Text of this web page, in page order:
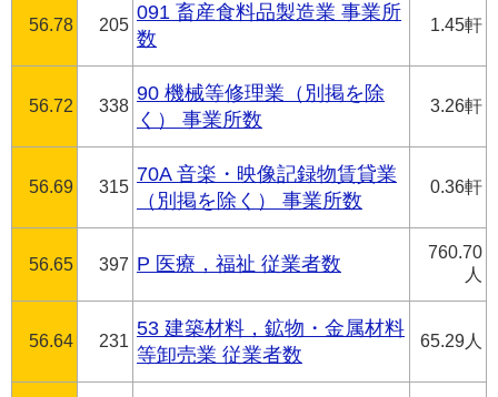
56.78 205
091 畜産食料品製造業 事業所
数
1.45軒
56.72 338
90 機械等修理業（別掲を除
く） 事業所数
3.26軒
56.69 315
70A 音楽・映像記録物賃貸業
（別掲を除く） 事業所数
0.36軒
56.65 397 P 医療，福祉 従業者数
760.70
人
56.64 231
53 建築材料，鉱物・金属材料
等卸売業 従業者数
65.29人